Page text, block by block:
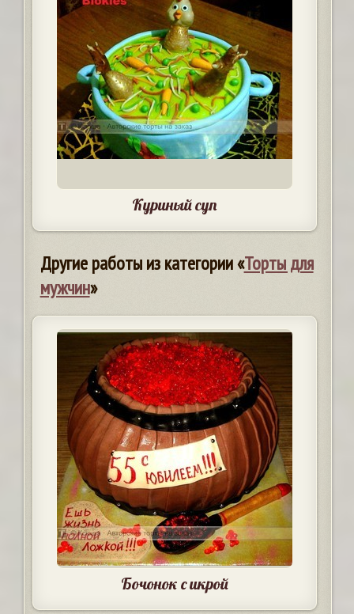
Куриный суп
Другие работы из категории «Торты для
мужчин»
Бочонок с икрой